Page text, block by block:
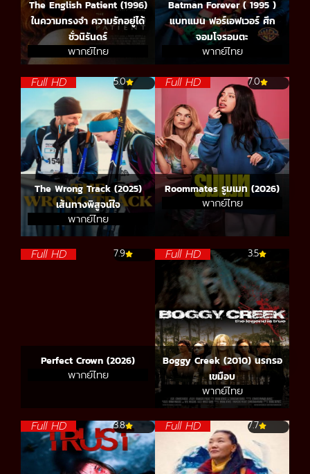
The English Patient (1996)
ในความทรงจำ ความรักอยู่ได้
ชั่วนิรันดร์
พากย์ไทย
Batman Forever ( 1995 )
แบทแมน ฟอร์เอฟเวอร์ ศึก
จอมโจรอมตะ
พากย์ไทย
Full HD 5.0
The Wrong Track (2025)
เส้นทางพิสูจน์ใจ
พากย์ไทย
Full HD 7.0
Roommates รูมเมท (2026)
พากย์ไทย
Full HD 7.9
Perfect Crown (2026)
พากย์ไทย
Full HD 3.5
Boggy Creek (2010) นรกรอ
เขมือบ
พากย์ไทย
Full HD 3.8 Full HD 7.7